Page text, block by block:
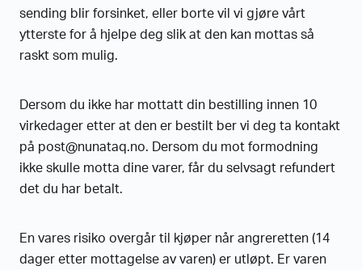
sending blir forsinket, eller borte vil vi gjøre vårt
ytterste for å hjelpe deg slik at den kan mottas så
raskt som mulig.
Dersom du ikke har mottatt din bestilling innen 10
virkedager etter at den er bestilt ber vi deg ta kontakt
på post@nunataq.no. Dersom du mot formodning
ikke skulle motta dine varer, får du selvsagt refundert
det du har betalt.
En vares risiko overgår til kjøper når angreretten (14
dager etter mottagelse av varen) er utløpt. Er varen